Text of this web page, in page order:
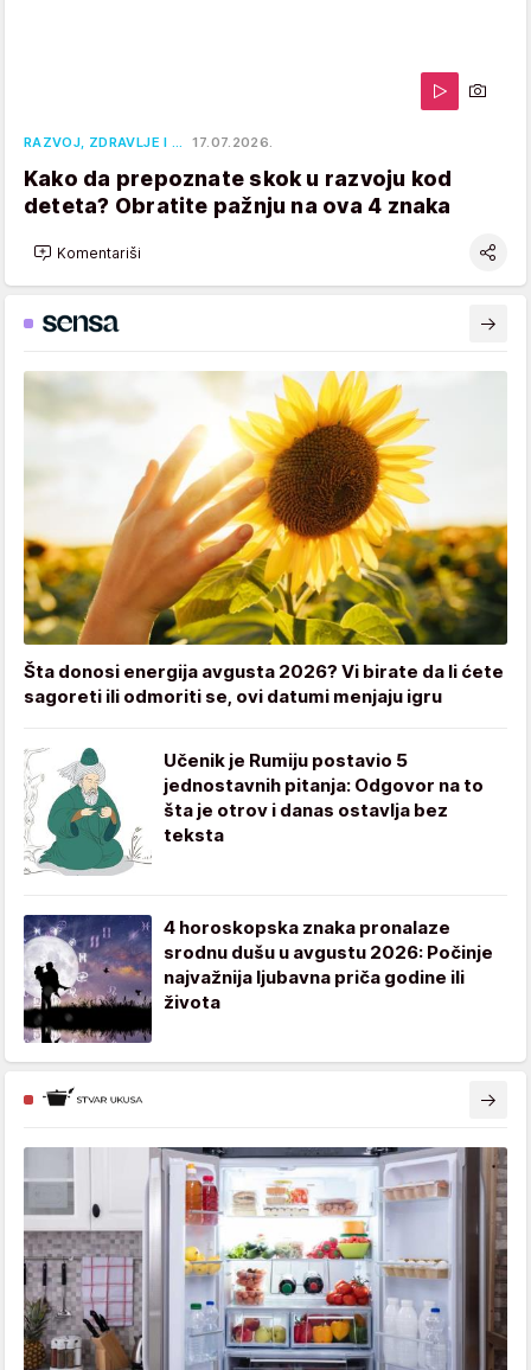
RAZVOJ, ZDRAVLJE I … 17.07.2026.
Kako da prepoznate skok u razvoju kod
deteta? Obratite pažnju na ova 4 znaka
Komentariši
Šta donosi energija avgusta 2026? Vi birate da li ćete
sagoreti ili odmoriti se, ovi datumi menjaju igru
Učenik je Rumiju postavio 5
jednostavnih pitanja: Odgovor na to
šta je otrov i danas ostavlja bez
teksta
4 horoskopska znaka pronalaze
srodnu dušu u avgustu 2026: Počinje
najvažnija ljubavna priča godine ili
života